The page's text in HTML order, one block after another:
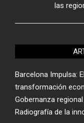
las
Barcelona Impulsa:
transformación
Gobernanza
Radiografía de la